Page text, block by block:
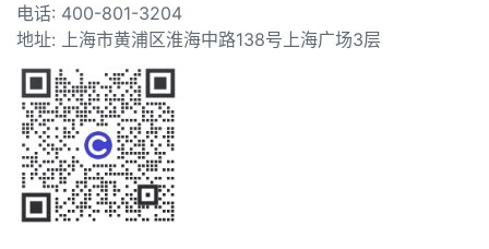
电话: 400-801-3204
地址: 上海市黄浦区淮海中路138号上海广场3层